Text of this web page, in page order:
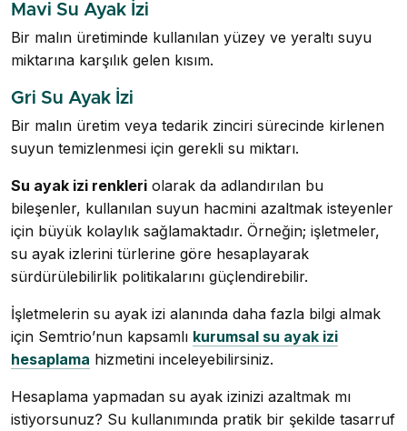
Mavi Su Ayak İzi
Bir malın üretiminde kullanılan yüzey ve yeraltı suyu
miktarına karşılık gelen kısım.
Gri Su Ayak İzi
Bir malın üretim veya tedarik zinciri sürecinde kirlenen
suyun temizlenmesi için gerekli su miktarı.
Su ayak izi renkleri olarak da adlandırılan bu
bileşenler, kullanılan suyun hacmini azaltmak isteyenler
için büyük kolaylık sağlamaktadır. Örneğin; işletmeler,
su ayak izlerini türlerine göre hesaplayarak
sürdürülebilirlik politikalarını güçlendirebilir.
İşletmelerin su ayak izi alanında daha fazla bilgi almak
için Semtrio’nun kapsamlı kurumsal su ayak izi
hesaplama hizmetini inceleyebilirsiniz.
Hesaplama yapmadan su ayak izinizi azaltmak mı
istiyorsunuz? Su kullanımında pratik bir şekilde tasarruf